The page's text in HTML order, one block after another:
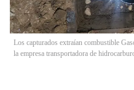
Los capturados extraían combustible
la empresa transportadora de